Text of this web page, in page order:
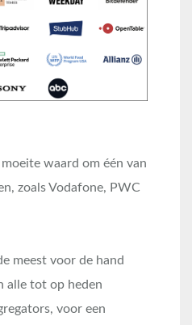
waard om één van
zoals Vodafone, PWC
meest voor de hand
alle tot op heden
voor een